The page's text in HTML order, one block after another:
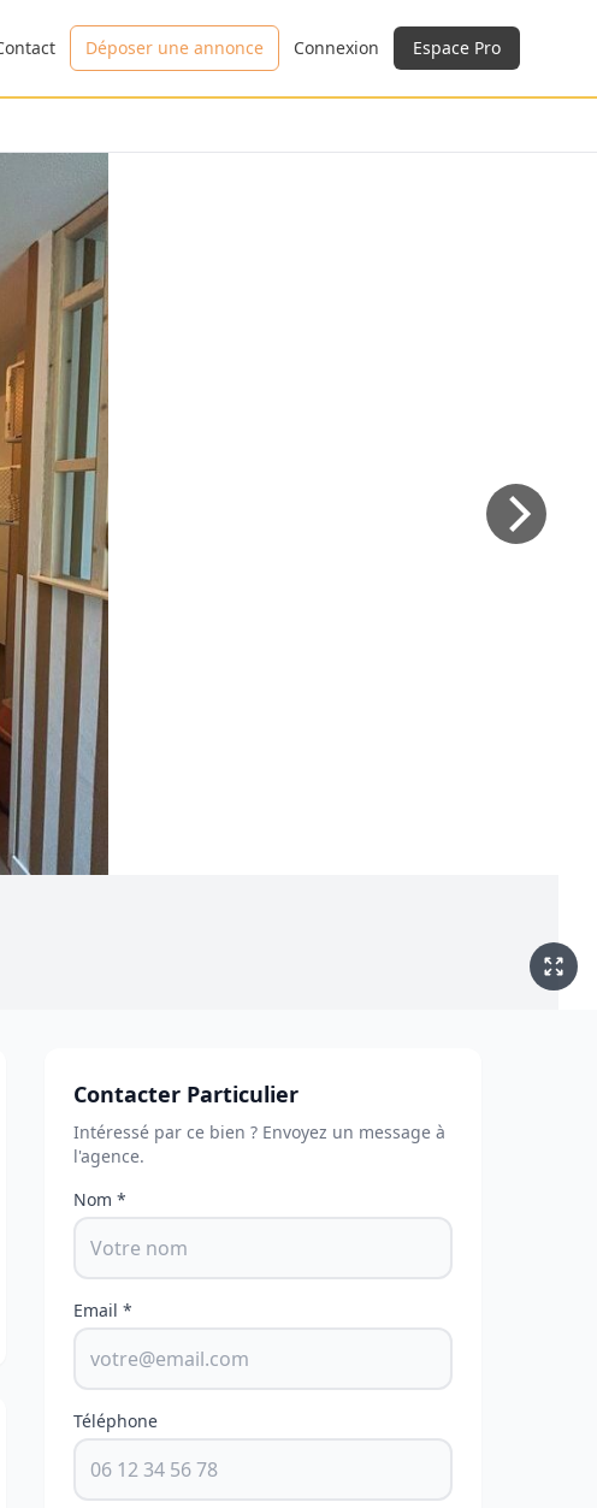
Déposer une annonce Connexion Espace Pro
Contacter Particulier
Intéressé par ce bien ? Envoyez un message à
l'agence.
Nom *
Email *
Téléphone